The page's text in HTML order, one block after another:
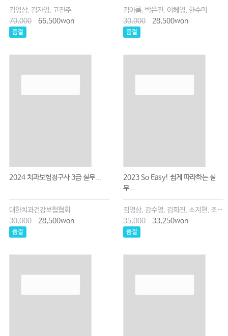
김영삼, 김자영, 고진주
70,000
66,500won
품절
김아름, 박은진, 이혜영, 한수미
30,000
28,500won
품절
2024 치과보험청구사 3급 실무...
대한치과건강보험협회
30,000
28,500won
품절
2023 So Easy! 쉽게 따라하는 실
무...
김영삼, 강수영, 김희진, 소지현, 조은주
35,000
33,250won
품절